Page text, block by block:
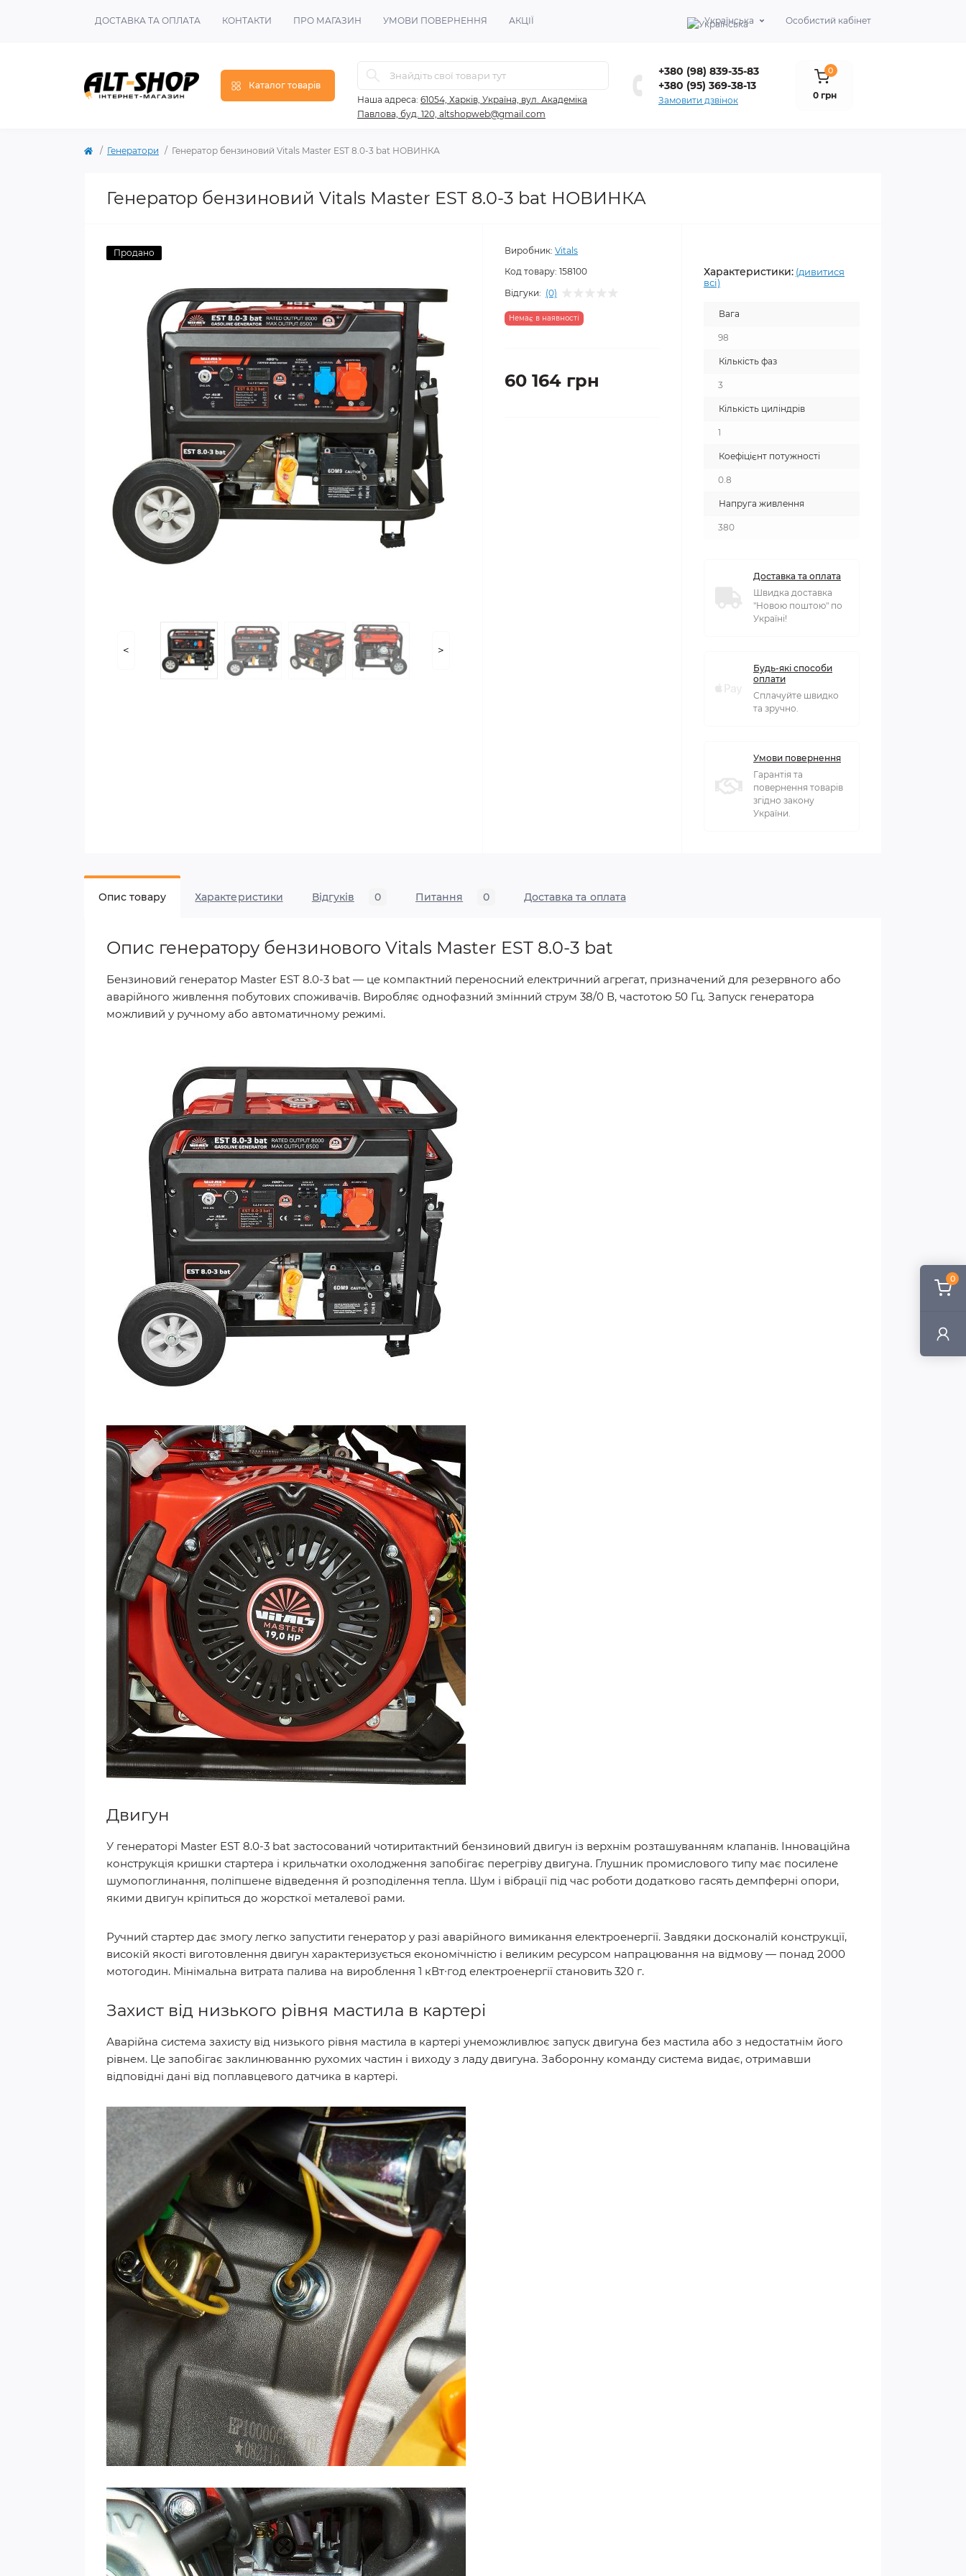
0
ДОСТАВКА ТА ОПЛАТА КОНТАКТИ ПРО МАГАЗИН УМОВИ ПОВЕРНЕННЯ АКЦІЇ Українська Особистий кабінет
Каталог товарів
Наша адреса: 61054, Харків, Україна, вул. Академіка
Павлова, буд. 120, altshopweb@gmail.com
+380 (98) 839-35-83
+380 (95) 369-38-13
Замовити дзвінок
0
0 грн
Генератори Генератор бензиновий Vitals Master EST 8.0-3 bat НОВИНКА
Генератор бензиновий Vitals Master EST 8.0-3 bat НОВИНКА
Продано
< >
Виробник: Vitals
Код товару: 158100
Відгуки: (0)
Немає в наявності
60 164 грн
Характеристики: (дивитися
всі)
Вага
98
Кількість фаз
3
Кількість циліндрів
1
Коефіцієнт потужності
0.8
Напруга живлення
380
Доставка та оплата
Швидка доставка
"Новою поштою" по
Україні!
Будь-які способи
оплати
Сплачуйте швидко
та зручно.
Умови повернення
Гарантія та
повернення товарів
згідно закону
України.
Опис товару Характеристики Відгуків 0 Питання 0 Доставка та оплата
Опис генератору бензинового Vitals Master EST 8.0-3 bat
Бензиновий генератор Master EST 8.0-3 bat — це компактний переносний електричний агрегат, призначений для резервного або
аварійного живлення побутових споживачів. Виробляє однофазний змінний струм 38/0 В, частотою 50 Гц. Запуск генератора
можливий у ручному або автоматичному режимі.
Двигун
У генераторі Master EST 8.0-3 bat застосований чотиритактний бензиновий двигун із верхнім розташуванням клапанів. Інноваційна
конструкція кришки стартера і крильчатки охолодження запобігає перегріву двигуна. Глушник промислового типу має посилене
шумопоглинання, поліпшене відведення й розподілення тепла. Шум і вібрації під час роботи додатково гасять демпферні опори,
якими двигун кріпиться до жорсткої металевої рами.
Ручний стартер дає змогу легко запустити генератор у разі аварійного вимикання електроенергії. Завдяки досконалій конструкції,
високій якості виготовлення двигун характеризується економічністю і великим ресурсом напрацювання на відмову — понад 2000
мотогодин. Мінімальна витрата палива на вироблення 1 кВт∙год електроенергії становить 320 г.
Захист від низького рівня мастила в картері
Аварійна система захисту від низького рівня мастила в картері унеможливлює запуск двигуна без мастила або з недостатнім його
рівнем. Це запобігає заклинюванню рухомих частин і виходу з ладу двигуна. Заборонну команду система видає, отримавши
відповідні дані від поплавцевого датчика в картері.